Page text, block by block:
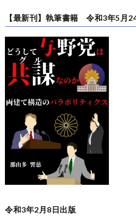
【最新刊】執筆書籍 令和3年5月
令和3年2月8日出版